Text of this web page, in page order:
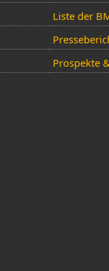
Liste der
Prospekte